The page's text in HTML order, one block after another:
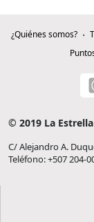
¿Quiénes somos?
© 2019 La
C/ Alejandro A.
Teléfono: +507 204-